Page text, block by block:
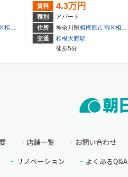
相模大野
５丁目29-26
賃料 4.3万円
種別
アパート
住所
神奈川県相模原市南区相模大野
交通
相模大野駅
徒歩5分
店舗一覧 お問い合わせ
リノベーション よくあるQ&A